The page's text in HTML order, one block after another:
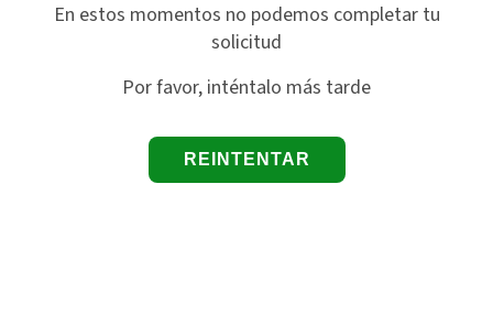
En estos momentos no podemos completar tu
solicitud
Por favor, inténtalo más tarde
REINTENTAR